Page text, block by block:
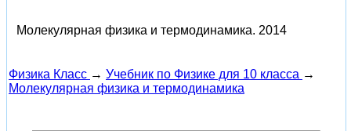
Молекулярная физика и термодинамика. 2014
Физика Класс → Учебник по Физике для 10 класса →
Молекулярная физика и термодинамика